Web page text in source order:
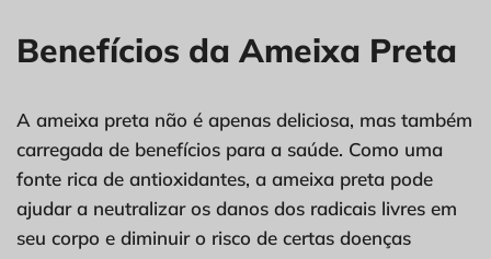
Benefícios da Ameixa Preta
A ameixa preta não é apenas deliciosa, mas também
carregada de benefícios para a saúde. Como uma
fonte rica de antioxidantes, a ameixa preta pode
ajudar a neutralizar os danos dos radicais livres em
seu corpo e diminuir o risco de certas doenças